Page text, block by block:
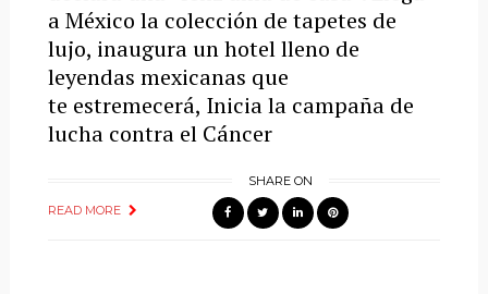
a México la colección de tapetes de
lujo, inaugura un hotel lleno de
leyendas mexicanas que
te estremecerá, Inicia la campaña de
lucha contra el Cáncer
READ MORE
SHARE ON